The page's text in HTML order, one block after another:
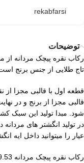
rekabfarsi
توضیحات
تاج طلایی از جنس برنج
قالبی مجزا از برنج و در
شود. مبدا تولید این سبک
در تولید انگشتر های
عیار را میتوانید داخل ایه